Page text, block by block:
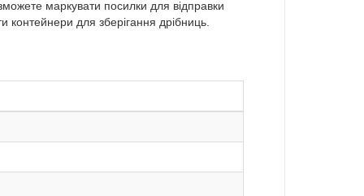
маркувати посилки для відправки
контейнери для зберігання дрібниць.